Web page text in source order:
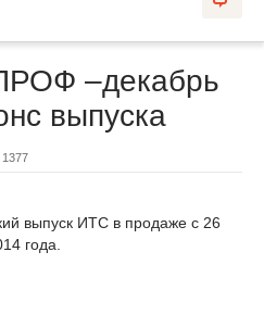
–декабрь
выпуска
1377
выпуск ИТС в продаже с 26
года.